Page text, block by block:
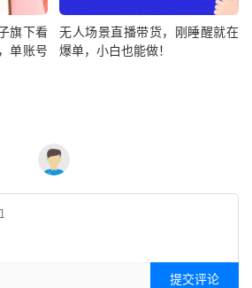
旗下看
单账号
无人场景直播带货，刚睡醒就在
爆单，小白也能做！
提交评论